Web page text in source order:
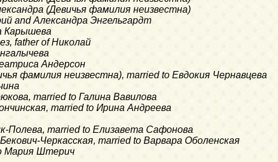
(Девичья фамилия неизвестна)
and Александра Энгельгардт
Карышева
father of Николай
Андерсон
фамилия неизвестна), married to Евдокия Чернавцева
married to Галина Вавилова
married to Ирина Андреева
Полева, married to Елизавета Сафонова
Черкасская, married to Варвара Оболенская
Мария Штерич